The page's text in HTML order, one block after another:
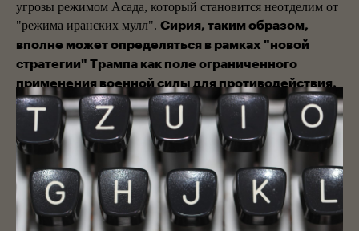
угрозы режимом Асада, который становится неотделим от
"режима иранских мулл". Сирия, таким образом,
вполне может определяться в рамках "новой
стратегии" Трампа как поле ограниченного
применения военной силы для противодействия,
прежде всего, Ирану.
Среди предлагаемых различными "мозговыми центрами"
в США обновлений нынешнего подхода Белого дома к
проблеме Сирии-Ирана заметно преобладает восприятие
этого конфликтного узла в вышеуказанном ключе ("Сирия
для США - частный случай проявления противостояния с